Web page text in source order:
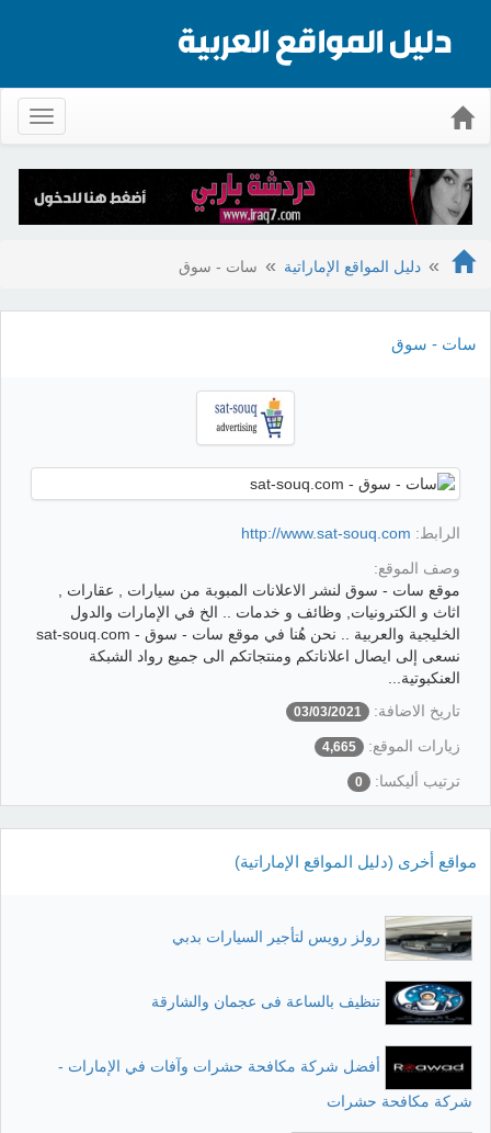
دليل المواقع الإماراتية سات - سوق
سات - سوق
الرابط: http://www.sat-souq.com
وصف الموقع:
موقع سات - سوق لنشر الاعلانات المبوبة من سيارات , عقارات ,
اثاث و الكترونيات, وظائف و خدمات .. الخ في الإمارات والدول
الخليجية والعربية .. نحن هُنا في موقع سات - سوق - sat-souq.com
نسعى إلى ايصال اعلاناتكم ومنتجاتكم الى جميع رواد الشبكة
العنكبوتية...
تاريخ الاضافة:
03/03/2021
زيارات الموقع: 4,665
ترتيب أليكسا: 0
مواقع أخرى (دليل المواقع الإماراتية)
رولز رويس لتأجير السيارات بدبي
تنظيف بالساعة فى عجمان والشارقة
أفضل شركة مكافحة حشرات وآفات في الإمارات -
شركة مكافحة حشرات